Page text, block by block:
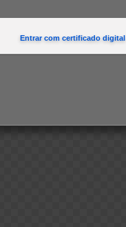
Entrar com certificado digital